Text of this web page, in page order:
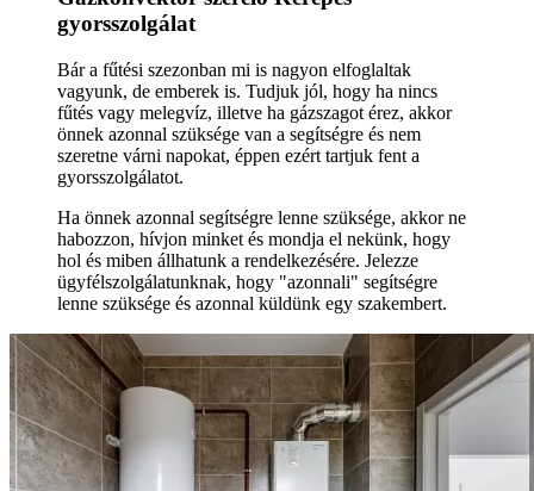
gyorsszolgálat
Bár a fűtési szezonban mi is nagyon elfoglaltak
vagyunk, de emberek is. Tudjuk jól, hogy ha nincs
fűtés vagy melegvíz, illetve ha gázszagot érez, akkor
önnek azonnal szüksége van a segítségre és nem
szeretne várni napokat, éppen ezért tartjuk fent a
gyorsszolgálatot.
Ha önnek azonnal segítségre lenne szüksége, akkor ne
habozzon, hívjon minket és mondja el nekünk, hogy
hol és miben állhatunk a rendelkezésére. Jelezze
ügyfélszolgálatunknak, hogy "azonnali" segítségre
lenne szüksége és azonnal küldünk egy szakembert.